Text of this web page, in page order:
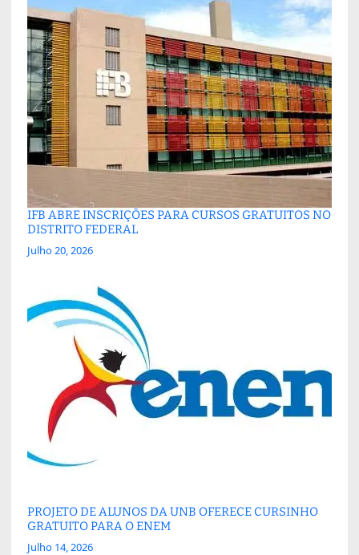
IFB ABRE INSCRIÇÕES PARA CURSOS GRATUITOS NO
DISTRITO FEDERAL
Julho 20, 2026
PROJETO DE ALUNOS DA UNB OFERECE CURSINHO
GRATUITO PARA O ENEM
Julho 14, 2026